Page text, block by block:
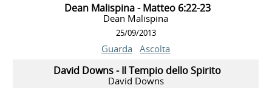
Dean Malispina - Matteo 6:22-23
Dean Malispina
25/09/2013
Guarda Ascolta
David Downs - Il Tempio dello Spirito
David Downs